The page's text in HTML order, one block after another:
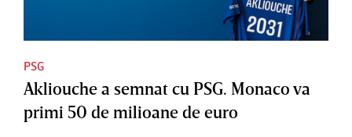
PSG
Akliouche a semnat cu PSG. Monaco va
primi 50 de milioane de euro